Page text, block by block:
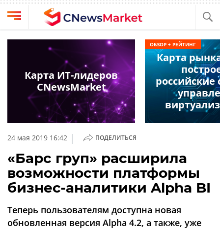
Выбрать
провайдера
Компании
обзоры
кабинет
О
проекте
Аналитика
CNews
Конференции
Техника
24 мая 2019 16:42 | ПОДЕЛИТЬСЯ
«Барс груп» расширила
возможности платформы
бизнес-аналитики Alpha BI
Теперь пользователям доступна новая
обновленная версия Alpha 4.2, а также, уже
Карта ИТ-лидеров
CNewsMarket
Карта
российские
ОБЗОР + РЕЙТИНГ